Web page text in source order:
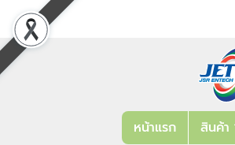
หน้าแรก สินค้า